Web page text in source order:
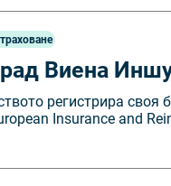
Виена
регистрира
Insurance and